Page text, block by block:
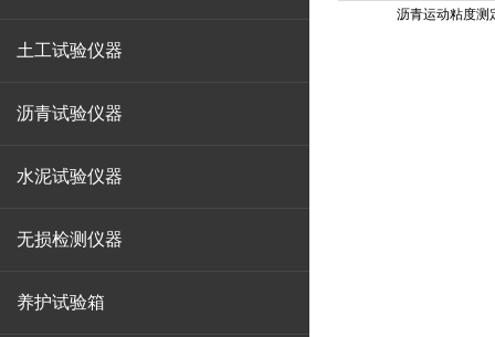
土工试验仪器
沥青试验仪器
水泥试验仪器
无损检测仪器
养护试验箱
沥青运动粘度测